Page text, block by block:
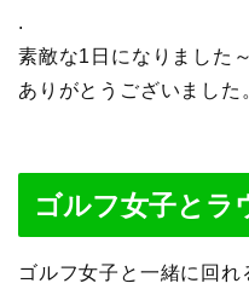
.
素敵な1日になりました～
ありがとうございました
ゴルフ女子とラ
ゴルフ女子と一緒に回れ